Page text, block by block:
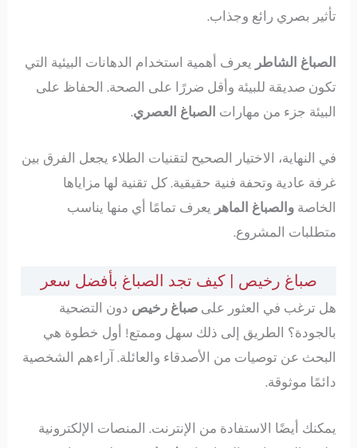
تأثير بصري رائع وجذاب.
الصباغ الشاطر يعرف أهمية استخدام الدهانات البيئية التي
تكون صديقة للبيئة وأقل ضررًا على الصحة. الحفاظ على
البيئة جزء من مهارات الصباغ العصري.
في النهاية، الاختيار الصحيح لتقنيات الطلاء يجعل الفرق بين
غرفة عادية وتحفة فنية حقيقية. كل تقنية لها مزاياها
الخاصةوالصباغ الماهر يعرف تمامًا أي منها يناسب
متطلبات المشروع.
صباغ رخيص | كيف تجد الصباغ بأفضل سعر
هل ترغب في العثور علىصباغ رخيص دون التضحية
بالجودة؟ الطريق إلى ذلك سهل وممتع! أول خطوة هي
البحث عن توصيات من الأصدقاء والعائلة. آراءهم الشخصية
دائمًا موثوقة.
يمكنك أيضًا الاستفادة من الإنترنت. المنصات الإلكترونية